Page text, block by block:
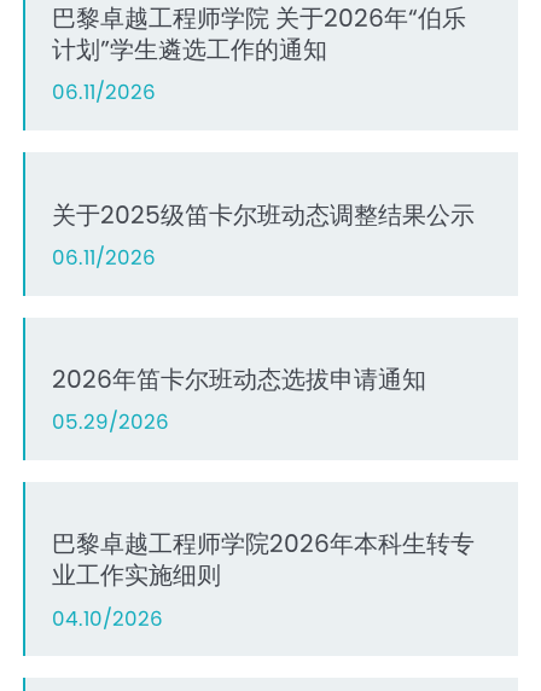
巴黎卓越工程师学院 关于2026年“伯乐
计划”学生遴选工作的通知
06.11/2026
关于2025级笛卡尔班动态调整结果公示
06.11/2026
2026年笛卡尔班动态选拔申请通知
05.29/2026
巴黎卓越工程师学院2026年本科生转专
业工作实施细则
04.10/2026